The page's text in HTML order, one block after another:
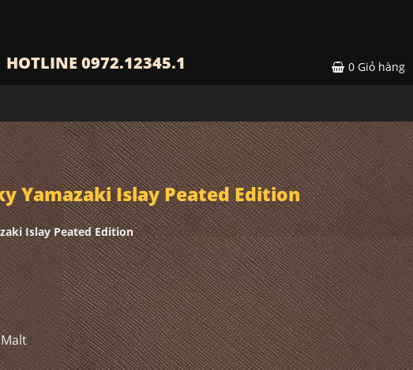
HOTLINE 0972.12345.1 0 Giỏ hàng
Yamazaki Islay Peated Edition
Islay Peated Edition